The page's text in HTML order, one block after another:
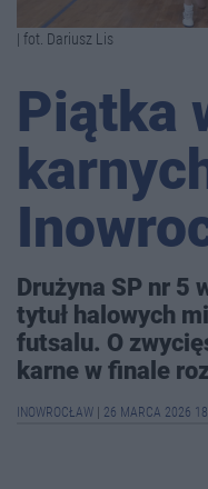
| fot. Dariusz Lis
Piątka
Drużyna SP nr 5
tytuł halowych
futsalu. O
karne w finale
INOWROCŁAW 26 MARCA 2026